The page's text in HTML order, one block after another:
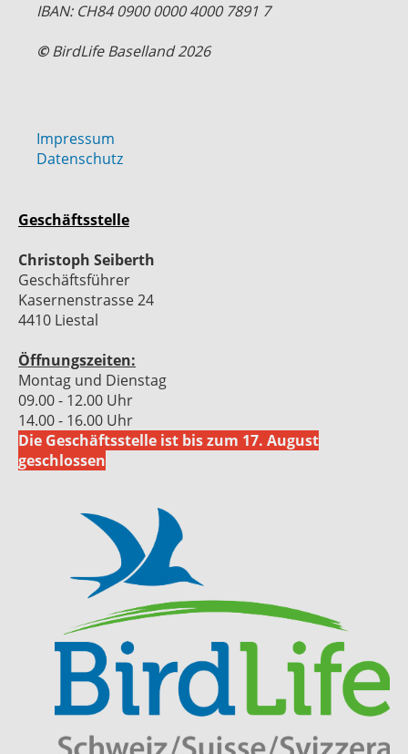
IBAN: CH84 0900 0000 4000 7891 7
©BirdLife Baselland 2026
Impressum
Datenschutz
Geschäftsstelle
Christoph Seiberth
Geschäftsführer
Kasernenstrasse 24
4410 Liestal
Öffnungszeiten:
Montag und Dienstag
09.00 - 12.00 Uhr
14.00 - 16.00 Uhr
Die Geschäftsstelle ist bis zum 17. August
geschlossen